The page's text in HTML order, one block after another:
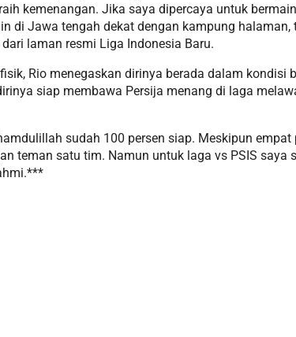
kemenangan. Jika saya dipercaya untuk
di Jawa tengah dekat dengan kampung
laman resmi Liga Indonesia Baru.
Rio menegaskan dirinya berada dalam kondisi
siap membawa Persija menang di laga
sudah 100 persen siap. Meskipun
teman satu tim. Namun untuk laga vs PSIS saya